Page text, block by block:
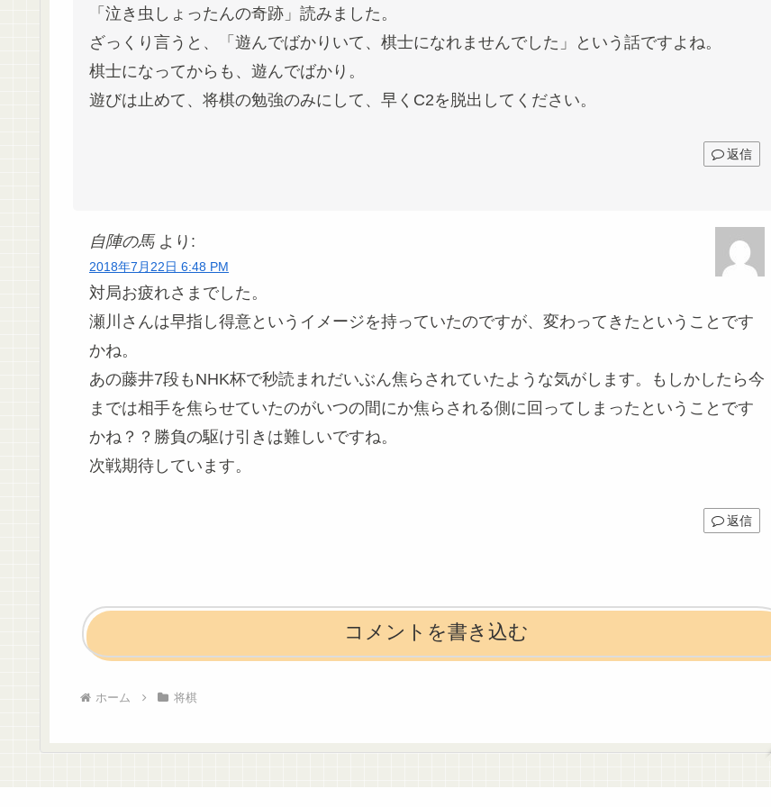
「泣き虫しょったんの奇跡」読みました。
ざっくり言うと、「遊んでばかりいて、棋士になれませんでした」という話ですよね。
棋士になってからも、遊んでばかり。
遊びは止めて、将棋の勉強のみにして、早くC2を脱出してください。
返信
自陣の馬 より:
2018年7月22日 6:48 PM
対局お疲れさまでした。
瀬川さんは早指し得意というイメージを持っていたのですが、変わってきたということです
かね。
あの藤井7段もNHK杯で秒読まれだいぶん焦らされていたような気がします。もしかしたら今
までは相手を焦らせていたのがいつの間にか焦らされる側に回ってしまったということです
かね？？勝負の駆け引きは難しいですね。
次戦期待しています。
返信
コメントを書き込む
ホーム 将棋